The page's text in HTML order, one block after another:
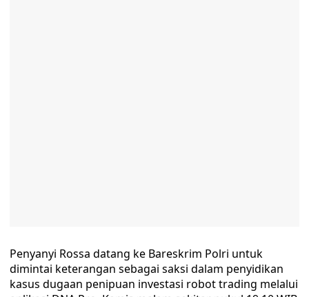
Penyanyi Rossa datang ke Bareskrim Polri untuk
dimintai keterangan sebagai saksi dalam penyidikan
kasus dugaan penipuan investasi robot trading melalui